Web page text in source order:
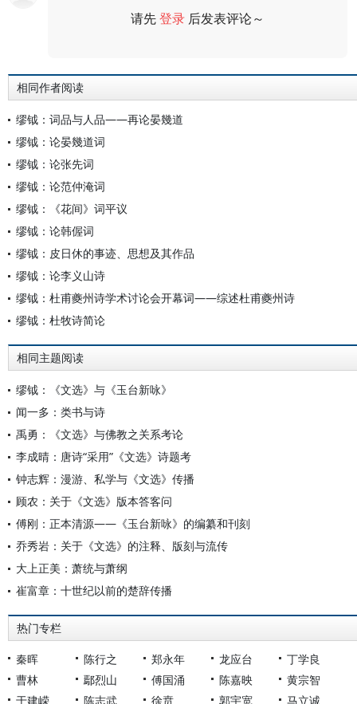
请先登录 后发表评论～
相同作者阅读
缪钺：词品与人品——再论晏幾道
缪钺：论晏幾道词
缪钺：论张先词
缪钺：论范仲淹词
缪钺：《花间》词平议
缪钺：论韩偓词
缪钺：皮日休的事迹、思想及其作品
缪钺：论李义山诗
缪钺：杜甫夔州诗学术讨论会开幕词——综述杜甫夔州诗
缪钺：杜牧诗简论
相同主题阅读
缪钺：《文选》与《玉台新咏》
闻一多：类书与诗
禹勇：《文选》与佛教之关系考论
李成晴：唐诗“采用”《文选》诗题考
钟志辉：漫游、私学与《文选》传播
顾农：关于《文选》版本答客问
傅刚：正本清源——《玉台新咏》的编纂和刊刻
乔秀岩：关于《文选》的注释、版刻与流传
大上正美：萧统与萧纲
崔富章：十世纪以前的楚辞传播
热门专栏
秦晖 陈行之 郑永年 龙应台
丁学良
曹林
鄢烈山 傅国涌 陈嘉映
黄宗智
于建嵘
陈志武 徐贲 郭宇宽 马立诚